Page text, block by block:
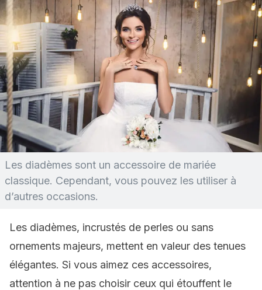
Les diadèmes sont un accessoire de mariée
classique. Cependant, vous pouvez les utiliser à
d’autres occasions.
Les diadèmes, incrustés de perles ou sans
ornements majeurs, mettent en valeur des tenues
élégantes. Si vous aimez ces accessoires,
attention à ne pas choisir ceux qui étouffent le